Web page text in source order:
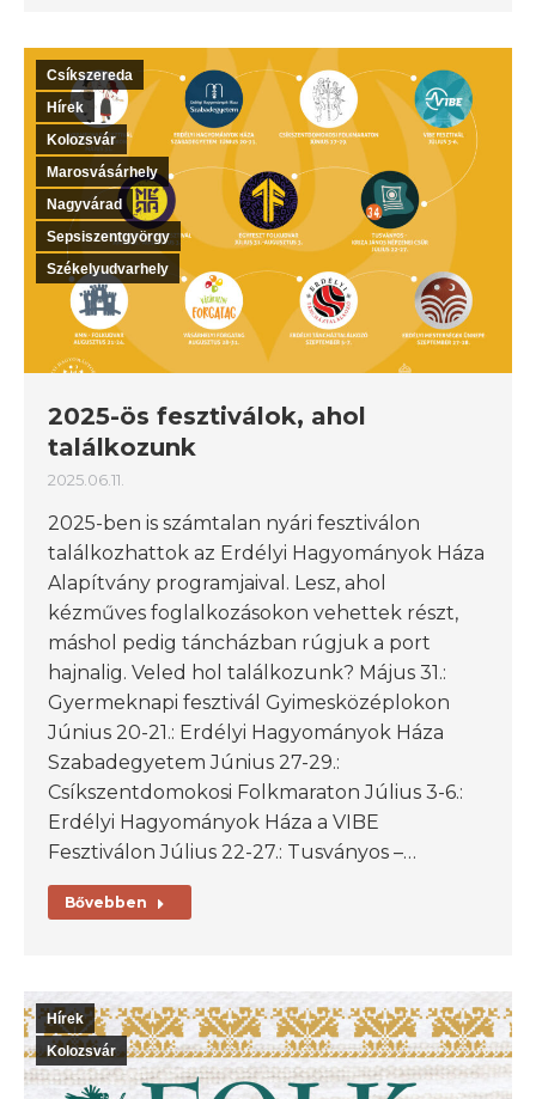
Csíkszereda
Hírek
Kolozsvár
Marosvásárhely
Nagyvárad
Sepsiszentgyörgy
Székelyudvarhely
2025-ös fesztiválok, ahol
találkozunk
2025.06.11.
2025-ben is számtalan nyári fesztiválon
találkozhattok az Erdélyi Hagyományok Háza
Alapítvány programjaival. Lesz, ahol
kézműves foglalkozásokon vehettek részt,
máshol pedig táncházban rúgjuk a port
hajnalig. Veled hol találkozunk? Május 31.:
Gyermeknapi fesztivál Gyimesközéplokon
Június 20-21.: Erdélyi Hagyományok Háza
Szabadegyetem Június 27-29.:
Csíkszentdomokosi Folkmaraton Július 3-6.:
Erdélyi Hagyományok Háza a VIBE
Fesztiválon Július 22-27.: Tusványos –…
Bővebben
Hírek
Kolozsvár